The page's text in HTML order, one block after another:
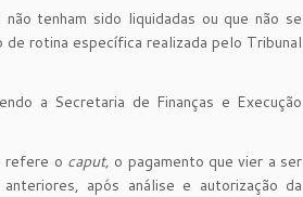
tenham sido liquidadas ou que não se
rotina específica realizada pelo Tribunal
a Secretaria de Finanças e Execução
refere o caput, o pagamento que vier a ser
após análise e autorização da